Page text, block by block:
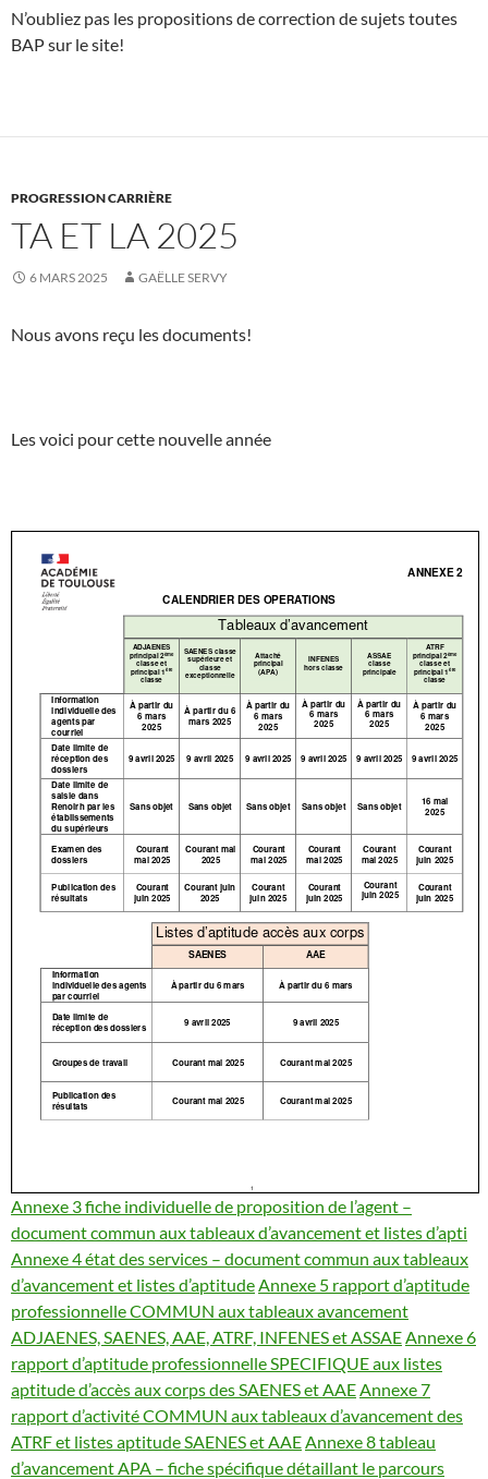
N’oubliez pas les propositions de correction de sujets toutes
BAP sur le site!
PROGRESSION CARRIÈRE
TA ET LA 2025
6 MARS 2025 GAËLLE SERVY
Nous avons reçu les documents!
Les voici pour cette nouvelle année
Annexe 3 fiche individuelle de proposition de l’agent –
document commun aux tableaux d’avancement et listes d’apti
Annexe 4 état des services – document commun aux tableaux
d’avancement et listes d’aptitudeAnnexe 5 rapport d’aptitude
professionnelle COMMUN aux tableaux avancement
ADJAENES, SAENES, AAE, ATRF, INFENES et ASSAEAnnexe 6
rapport d’aptitude professionnelle SPECIFIQUE aux listes
aptitude d’accès aux corps des SAENES et AAEAnnexe 7
rapport d’activité COMMUN aux tableaux d’avancement des
ATRF et listes aptitude SAENES et AAEAnnexe 8 tableau
d’avancement APA – fiche spécifique détaillant le parcours